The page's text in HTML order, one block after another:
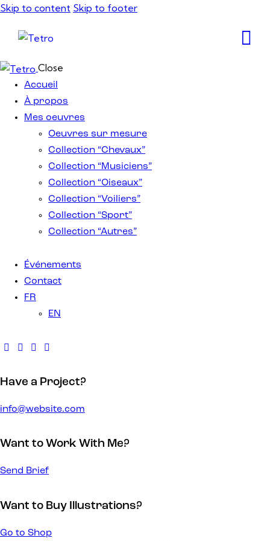
Skip to content Skip to footer
Close
Accueil
À propos
Mes oeuvres
Oeuvres sur mesure
Collection “Chevaux”
Collection “Musiciens”
Collection “Oiseaux”
Collection “Voiliers”
Collection “Sport”
Collection “Autres”
Événements
Contact
FR
EN
Have a Project?
info@website.com
Want to Work With Me?
Send Brief
Want to Buy Illustrations?
Go to Shop